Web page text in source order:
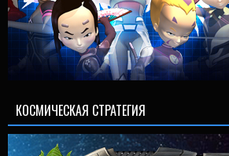
КОСМИЧЕСКАЯ СТРАТЕГИЯ